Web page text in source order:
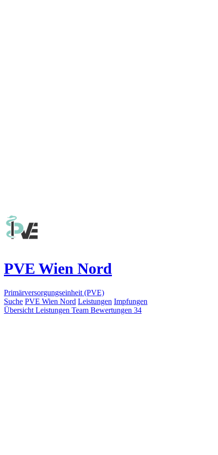
PVE Wien Nord
Primärversorgungseinheit (PVE)
Suche PVE Wien Nord Leistungen Impfungen
Übersicht Leistungen Team Bewertungen 34